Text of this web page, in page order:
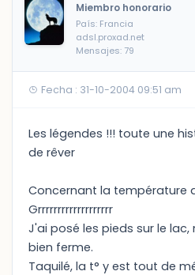
Miembro honorario
País: Francia
adsl.proxad.net
Mensajes: 79
Fecha : 31-10-2004 09:51 am
Les légendes !!! toute une
de rêver
Concernant la température
Grrrrrrrrrrrrrrrrrrr
J'ai posé les pieds sur le
bien ferme.
Taquilé, la t° y est tout de